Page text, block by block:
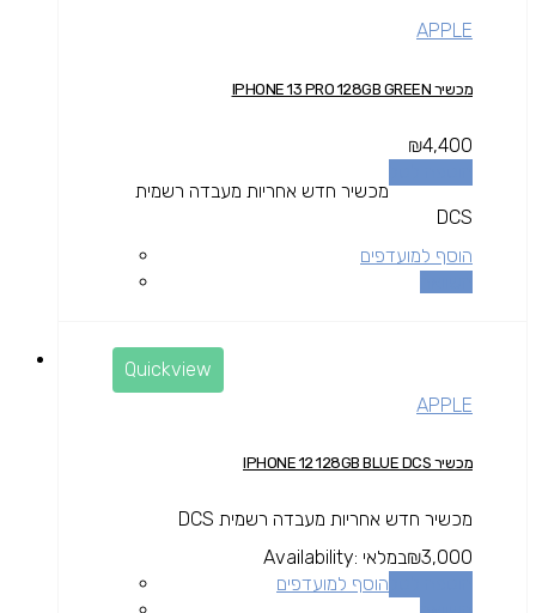
APPLE
מכשיר IPHONE 13 PRO 128GB GREEN
₪4,400
מכשיר חדש אחריות מעבדה רשמית
DCS
הוסף למועדפים
Quickview
APPLE
מכשיר IPHONE 12 128GB BLUE DCS
מכשיר חדש אחריות מעבדה רשמית DCS
₪3,000
Availability: במלאי
הוסף למועדפים